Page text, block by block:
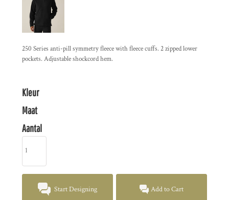
250 Series anti-pill symmetry fleece with fleece cuffs. 2 zipped lower
pockets. Adjustable shockcord hem.
Kleur
Maat
Aantal
Start Designing Add to Cart